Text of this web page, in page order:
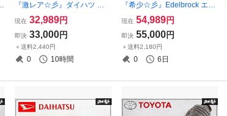
『激レア☆彡』ダイハツ 純
正 オプション S210V ハイゼ
ット カリフォルニアミラー
ドアミラー メッキ 左右セッ
ト S200V S200P S210P 即
納
現在 32,989円
即決 33,000円
＋送料2,440円
0 10時間
『希少☆彡』Edelbrock エー
デルブロック 1407 パフォー
マーシリーズ 750 CFM ニュ
アルチョーク 手動式 アメ車/
V8/シボレー/フォード 即納
現在 54,989円
即決 55,000円
＋送料2,180円
0 6日